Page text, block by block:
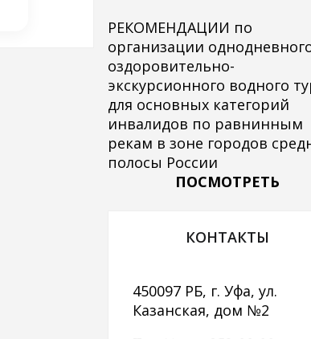
РЕКОМЕНДАЦИИ по
организации
оздоровительно-
экскурсионного водного
для основных категорий
инвалидов по равнинным
рекам в зоне городов
полосы России
ПОСМОТРЕТЬ
КОНТАКТЫ
450097 РБ, г. Уфа, ул.
Казанская, дом №2